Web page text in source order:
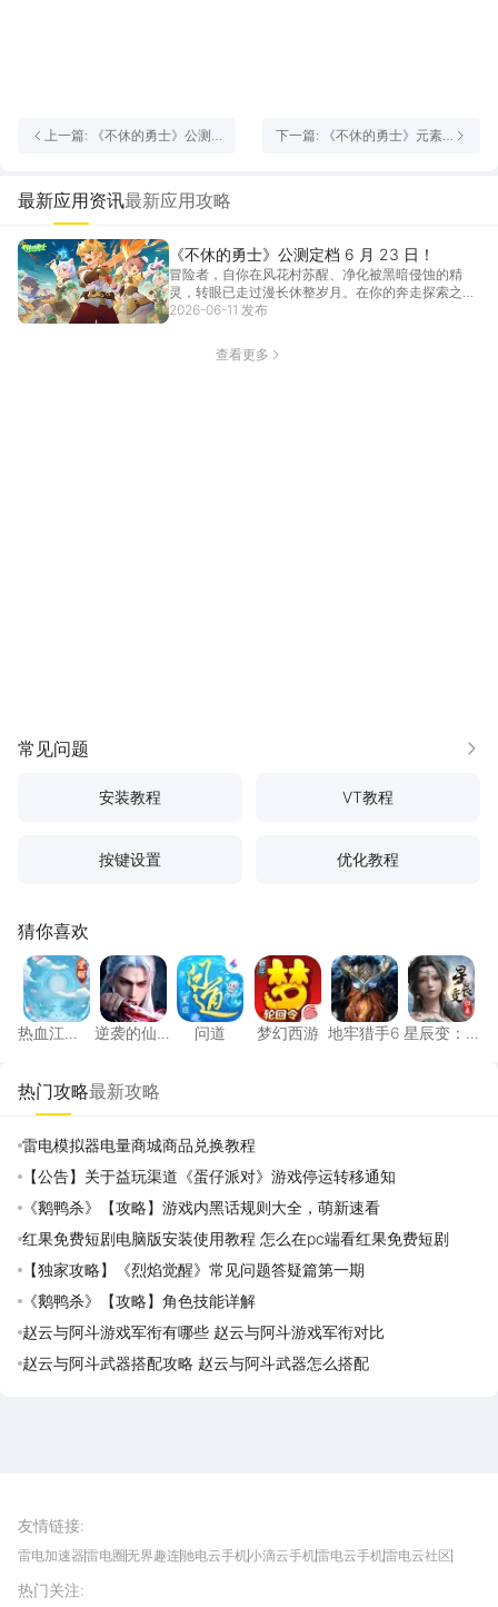
上一篇: 《不休的勇士》公测
下一篇: 《不休的勇士》元素
最新应用资讯最新应用攻略
《不休的勇士》公测定档 6 月 23 日！
冒险者，自你在风花村苏醒、净化被黑暗侵蚀的精
灵，转眼已走过漫长休整岁月。在你的奔走探索之
下，大陆各处... [详情]
2026-06-11 发布
查看更多
常见问题 更多
安装教程 VT教程
按键设置 优化教程
猜你喜欢
热血江湖：觉醒
热血江
逆袭的仙王
逆袭的仙
问道
问道
梦幻西游
梦幻西游
地牢猎手6
地牢猎手6
星辰
星辰变：
热门攻略最新攻略
雷电模拟器电量商城商品兑换教程
【公告】关于益玩渠道《蛋仔派对》游戏停运转移通知
《鹅鸭杀》【攻略】游戏内黑话规则大全，萌新速看
红果免费短剧电脑版安装使用教程 怎么在pc端看红果免费短剧
【独家攻略】《烈焰觉醒》常见问题答疑篇第一期
《鹅鸭杀》【攻略】角色技能详解
赵云与阿斗游戏军衔有哪些 赵云与阿斗游戏军衔对比
赵云与阿斗武器搭配攻略 赵云与阿斗武器怎么搭配
友情链接:
雷电加速器雷电圈无界趣连驰电云手机小滴云手机雷电云手机雷电云社区
我爱vr网华军软件园
热门关注: